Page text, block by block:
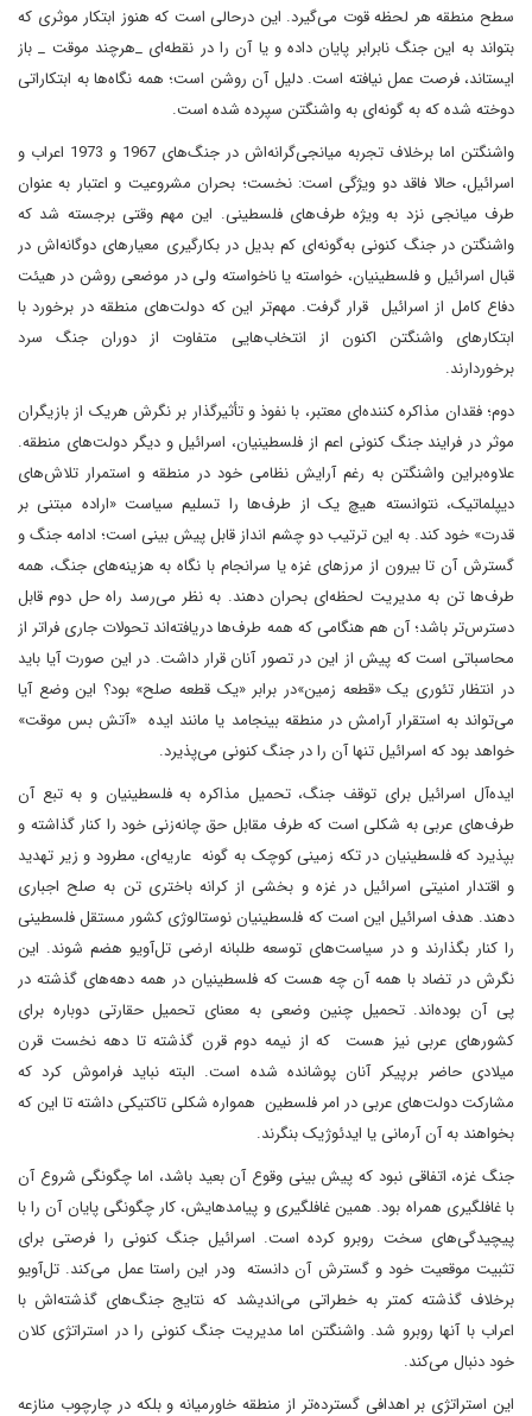
سطح منطقه هر لحظه قوت می‌گیرد. این درحالی است که هنوز ابتکار موثری که
بتواند به این جنگ نابرابر پایان داده و یا آن را در نقطه‌ای _هرچند موقت _ باز
ایستاند، فرصت عمل نیافته است. دلیل آن روشن است؛ همه نگاه‌ها به ابتکاراتی
دوخته شده که به گونه‌ای به واشنگتن سپرده شده است.
واشنگتن اما برخلاف تجربه میانجی‌گرانه‌اش در جنگ‌های 1967 و 1973 اعراب و
اسرائیل، حالا فاقد دو ویژگی است: نخست؛ بحران مشروعیت و اعتبار به عنوان
طرف میانجی نزد به ویژه طرف‌های فلسطینی. این مهم وقتی برجسته شد که
واشنگتن در جنگ کنونی به‌گونه‌ای کم بدیل در بکارگیری معیارهای دوگانه‌اش در
قبال اسرائیل و فلسطینیان، خواسته یا ناخواسته ولی در موضعی روشن در هیئت
دفاع کامل از اسرائیل قرار گرفت. مهم‌تر این که دولت‌های منطقه در برخورد با
ابتکارهای واشنگتن اکنون از انتخاب‌هایی متفاوت از دوران جنگ سرد
برخوردارند.
دوم؛ فقدان مذاکره کننده‌ای معتبر، با نفوذ و تأثیرگذار بر نگرش هریک از بازیگران
موثر در فرایند جنگ کنونی اعم از فلسطینیان، اسرائیل و دیگر دولت‌های منطقه.
علاوه‌براین واشنگتن به رغم آرایش نظامی خود در منطقه و استمرار تلاش‌های
دیپلماتیک، نتوانسته هیچ یک از طرف‌ها را تسلیم سیاست «اراده مبتنی بر
قدرت» خود کند. به این ترتیب دو چشم انداز قابل پیش بینی است؛ ادامه جنگ و
گسترش آن تا بیرون از مرزهای غزه یا سرانجام با نگاه به هزینه‌های جنگ، همه
طرف‌ها تن به مدیریت لحظه‌ای بحران دهند. به نظر می‌رسد راه حل دوم قابل
دسترس‌تر باشد؛ آن هم هنگامی که همه طرف‌ها دریافته‌اند تحولات جاری فراتر از
محاسباتی است که پیش از این در تصور آنان قرار داشت. در این صورت آیا باید
در انتظار تئوری یک «قطعه زمین»در برابر «یک قطعه صلح» بود؟ این وضع آیا
می‌تواند به استقرار آرامش در منطقه بینجامد یا مانند ایده «آتش بس موقت»
خواهد بود که اسرائیل تنها آن را در جنگ کنونی می‌پذیرد.
ایده‌آل اسرائیل برای توقف جنگ، تحمیل مذاکره به فلسطینیان و به تبع آن
طرف‌های عربی به شکلی است که طرف مقابل حق چانه‌زنی خود را کنار گذاشته و
بپذیرد که فلسطینیان در تکه زمینی کوچک به گونه عاریه‌ای، مطرود و زیر تهدید
و اقتدار امنیتی اسرائیل در غزه و بخشی از کرانه باختری تن به صلح اجباری
دهند. هدف اسرائیل این است که فلسطینیان نوستالوژی کشور مستقل فلسطینی
را کنار بگذارند و در سیاست‌های توسعه طلبانه ارضی تل‌آویو هضم شوند. این
نگرش در تضاد با همه آن چه هست که فلسطینیان در همه دهه‌‌های گذشته در
پی آن بوده‌اند. تحمیل چنین وضعی به معنای تحمیل حقارتی دوباره برای
کشورهای عربی نیز هست که از نیمه دوم قرن گذشته تا دهه نخست قرن
میلادی حاضر برپیکر آنان پوشانده شده است. البته نباید فراموش کرد که
مشارکت دولت‌های عربی در امر فلسطین همواره شکلی تاکتیکی داشته تا این که
بخواهند به آن آرمانی یا ایدئوژیک بنگرند.
جنگ غزه، اتفاقی نبود که پیش بینی وقوع آن بعید باشد، اما چگونگی شروع آن
با غافلگیری همراه بود. همین غافلگیری و پیامدهایش، کار چگونگی پایان آن را با
پیچیدگی‌های سخت روبرو کرده است. اسرائیل جنگ کنونی را فرصتی برای
تثبیت موقعیت خود و گسترش آن دانسته ودر این راستا عمل می‌کند. تل‌آویو
برخلاف گذشته کمتر به خطراتی می‌اندیشد که نتایج جنگ‌های گذشته‌اش با
اعراب با آنها روبرو شد. واشنگتن اما مدیریت جنگ کنونی را در استراتژی کلان
خود دنبال می‌کند.
این استراتژی بر اهدافی گسترده‌تر از منطقه خاورمیانه و بلکه در چارچوب منازعه